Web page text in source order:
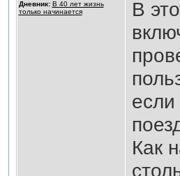
Дневник: В 40 лет жизнь
только начинается
В
если
Как